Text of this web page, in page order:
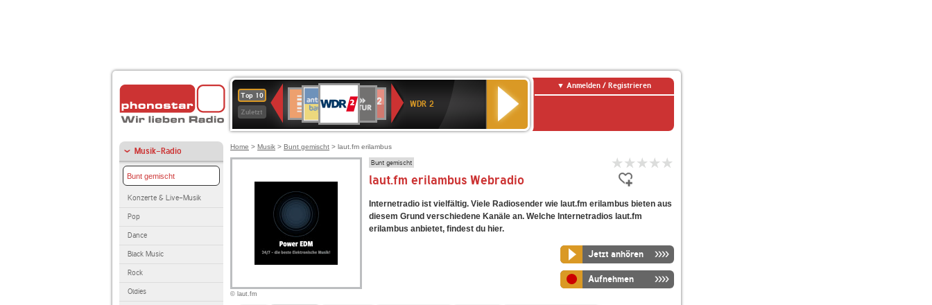
Top 10
Zuletzt
Deutschlandfunk
90er
OLDIE
ANTENNE
4
KLASSIK
Deutschlandfunk
KulturBAYERN
2
Kultur
NDR
2
WDR 2
Anmelden / Registrieren
Musik-Radio
Bunt gemischt
Konzerte & Live-Musik
Pop
Dance
Black Music
Rock
Oldies
Home > Musik > Bunt gemischt > laut.fm erilambus
© laut.fm
Bunt gemischt
laut.fm erilambus Webradio
Internetradio ist vielfältig. Viele Radiosender wie laut.fm erilambus bieten aus
diesem Grund verschiedene Kanäle an. Welche Internetradios laut.fm
erilambus anbietet, findest du hier.
Jetzt anhören
Aufnehmen